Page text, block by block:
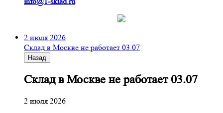
2 июля 2026
Склад в Москве не работает 03.07
Назад
Склад в Москве не работает 03.07
2 июля 2026